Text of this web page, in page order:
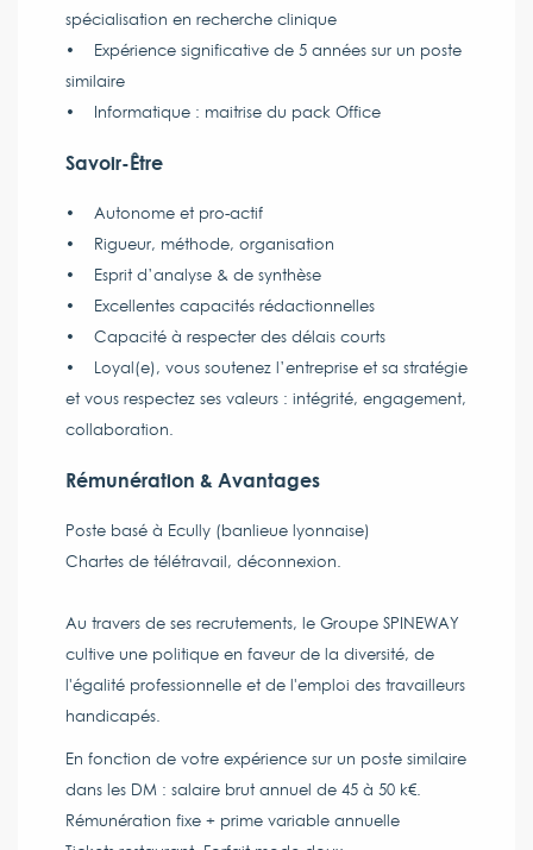
spécialisation en recherche clinique
• Expérience significative de 5 années sur un poste
similaire
• Informatique : maitrise du pack Office
Savoir-Être
• Autonome et pro-actif
• Rigueur, méthode, organisation
• Esprit d’analyse & de synthèse
• Excellentes capacités rédactionnelles
• Capacité à respecter des délais courts
• Loyal(e), vous soutenez l’entreprise et sa stratégie
et vous respectez ses valeurs : intégrité, engagement,
collaboration.
Rémunération & Avantages
Poste basé à Ecully (banlieue lyonnaise)
Chartes de télétravail, déconnexion.
Au travers de ses recrutements, le Groupe SPINEWAY
cultive une politique en faveur de la diversité, de
l'égalité professionnelle et de l'emploi des travailleurs
handicapés.
En fonction de votre expérience sur un poste similaire
dans les DM : salaire brut annuel de 45 à 50 k€.
Rémunération fixe + prime variable annuelle